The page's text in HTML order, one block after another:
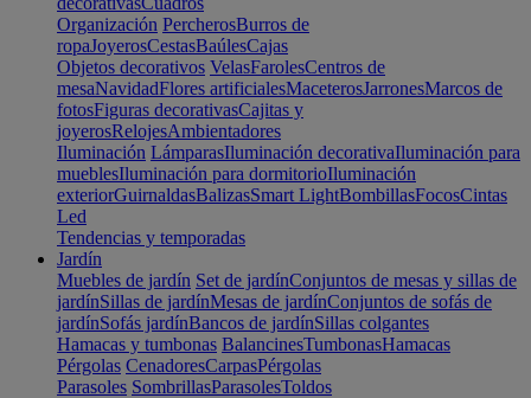
Organización PercherosBurros de
ropaJoyerosCestasBaúlesCajas
Objetos decorativos VelasFarolesCentros de
mesaNavidadFlores artificialesMaceterosJarronesMarcos de
fotosFiguras decorativasCajitas y
joyerosRelojesAmbientadores
Iluminación LámparasIluminación decorativaIluminación para
mueblesIluminación para dormitorioIluminación
exteriorGuirnaldasBalizasSmart LightBombillasFocosCintas
Led
Tendencias y temporadas
Jardín
Muebles de jardín Set de jardínConjuntos de mesas y sillas de
jardínSillas de jardínMesas de jardínConjuntos de sofás de
jardínSofás jardínBancos de jardínSillas colgantes
Hamacas y tumbonas BalancinesTumbonasHamacas
Pérgolas CenadoresCarpasPérgolas
Parasoles SombrillasParasolesToldos